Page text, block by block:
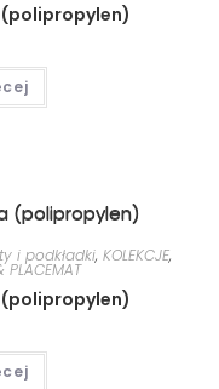
i podkładki, KOLEKCJE,
PLACEMAT